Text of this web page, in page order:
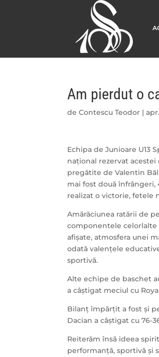
Am pierdut o
deContescu Teodor |
Echipa de Junioare U13
național rezervat
pregătite de Valentin
mai fost două înfrângeri,
realizat o victorie, fetele
Amărăciunea ratării de
componentele celorlalte
afișate, atmosfera unei
odată valențele
sportivă.
Alte echipe de baschet
a câștigat meciul cu
Bilanț împărțit a fost și
Dacian a câștigat cu 76-
Reiterăm însă ideea
performanță, sportivă și